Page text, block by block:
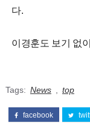
다.
이경훈도 보기 없
Tags: News top
facebook